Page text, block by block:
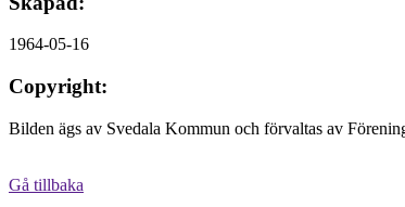
1964-05-16
Copyright:
Bilden ägs av Svedala Kommun och förvaltas av
Gå tillbaka